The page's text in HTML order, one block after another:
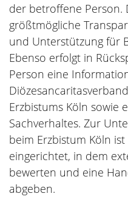
der betroffene Person.
größtmögliche
und Unterstützung für
Ebenso erfolgt in
Person eine
Erzbistums Köln sowie
Sachverhaltes. Zur
beim Erzbistum Köln
eingerichtet, in dem
bewerten und eine
abgeben.